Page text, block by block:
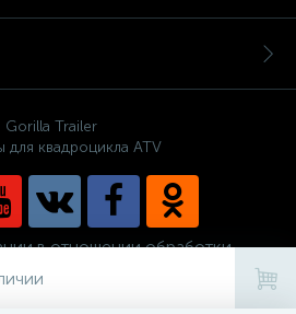
Gorilla Trailer
для квадроцикла ATV
в отношении обработки